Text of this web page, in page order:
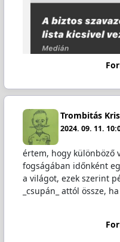
Trombitás
2024. 09. 11.
értem, hogy különböző
fogságában időnként
a világot, ezek szerint
_csupán_ attól össze,